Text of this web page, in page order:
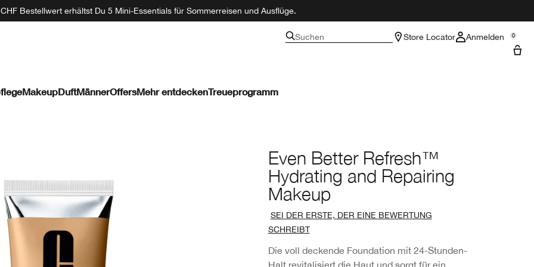
Bestellwert erhältst Du 5 Mini-Essentials für Sommerreisen und Ausflüge.
Suchen Store Locator Anmelden 0
MakeupDuftMännerOffersMehr entdeckenTreueprogramm
Even Better Refresh™
Hydrating and Repairing
Makeup
SEI DER ERSTE, DER EINE BEWERTUNG
SCHREIBT
Die voll deckende Foundation mit 24-Stunden-
Halt revitalisiert die Haut und sorgt für ein